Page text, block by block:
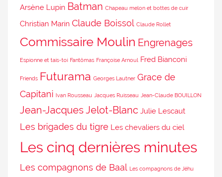
Arsène Lupin Batman Chapeau melon et bottes de cuir
Christian Marin Claude Boissol Claude Rollet
Commissaire Moulin Engrenages
Espionne et tais-toi Fantômas Françoise Arnoul Fred Bianconi
Friends Futurama Georges Lautner Grace de
Capitani Ivan Rousseau Jacques Ruisseau Jean-Claude BOUILLON
Jean-Jacques Jelot-Blanc Julie Lescaut
Les brigades du tigre Les chevaliers du ciel
Les cinq dernières minutes
Les compagnons de Baal Les compagnons de Jéhu